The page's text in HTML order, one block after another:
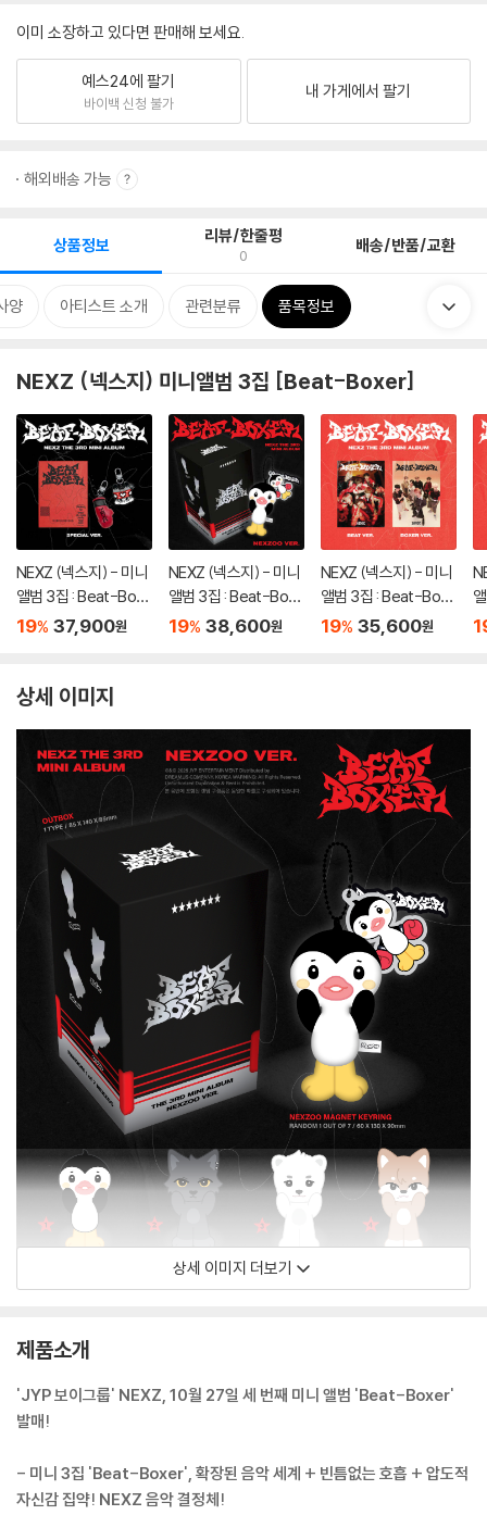
이미 소장하고 있다면 판매해 보세요.
예스24에 팔기
바이백 신청 불가
내 가게에서 팔기
해외배송 가능
상품정보 리뷰/한줄평
0 배송/반품/교환
양 아티스트 소개 관련분류 품목정보
NEXZ (넥스지) 미니앨범 3집 [Beat-Boxer]
NEXZ (넥스지) - 미니
앨범 3집 : Beat-Box
er [Special ver.]
19% 37,900원
NEXZ (넥스지) - 미니
앨범 3집 : Beat-Box
er [NEXZOO ver.]
19% 38,600원
NEXZ (넥스지) - 미니
앨범 3집 : Beat-Box
er [2종 SET]
19% 35,600원
상세 이미지
상세 이미지 더보기
제품소개
'JYP 보이그룹' NEXZ, 10월 27일 세 번째 미니 앨범 'Beat-Boxer'
발매!
- 미니 3집 'Beat-Boxer', 확장된 음악 세계 + 빈틈없는 호흡 + 압도적
자신감 집약! NEXZ 음악 결정체!